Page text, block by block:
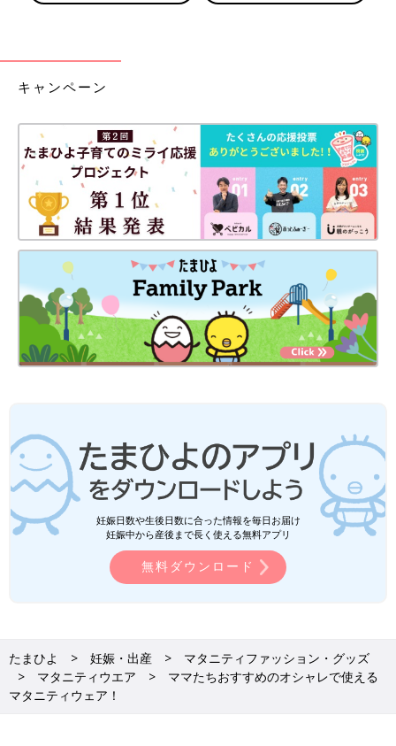
キャンペーン
妊娠日数や生後日数に合った情報を毎日お届け
妊娠中から産後まで長く使える無料アプリ
無料ダウンロード
たまひよ 妊娠・出産
マタニティファッション・グッズ
マタニティウエア
ママたちおすすめのオシャレで使える
マタニティウェア！